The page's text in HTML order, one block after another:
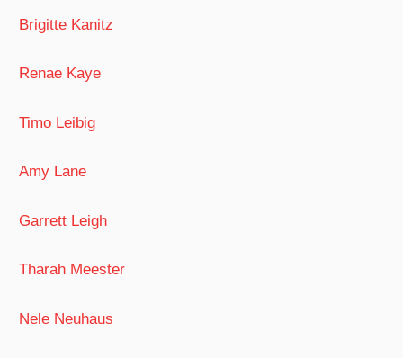
Brigitte Kanitz
Renae Kaye
Timo Leibig
Amy Lane
Garrett Leigh
Tharah Meester
Nele Neuhaus